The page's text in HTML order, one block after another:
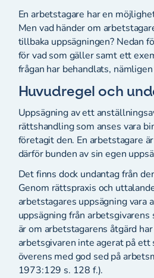
En arbetstagare har en
Men vad händer om
tillbaka uppsägningen? Nedan
för vad som gäller samt ett
frågan har behandlats,
Huvudregel och
Uppsägning av ett
rättshandling som anses vara
företagit den. En arbetstagare
därför bunden av sin egen
Det finns dock undantag från
Genom rättspraxis och
arbetstagares uppsägning vara
uppsägning från arbetsgivarens
är om arbetstagarens åtgärd
arbetsgivaren inte agerat på
överens med god sed på
1973:129 s. 128 f.).